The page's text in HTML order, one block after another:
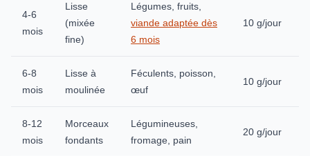
4-6
mois
Lisse
(mixée
fine)
Légumes, fruits,
viande adaptée dès
6 mois
10 g/jour
6-8
mois
Lisse à
moulinée
Féculents, poisson,
œuf
10 g/jour
8-12
mois
Morceaux
fondants
Légumineuses,
fromage, pain
20 g/jour